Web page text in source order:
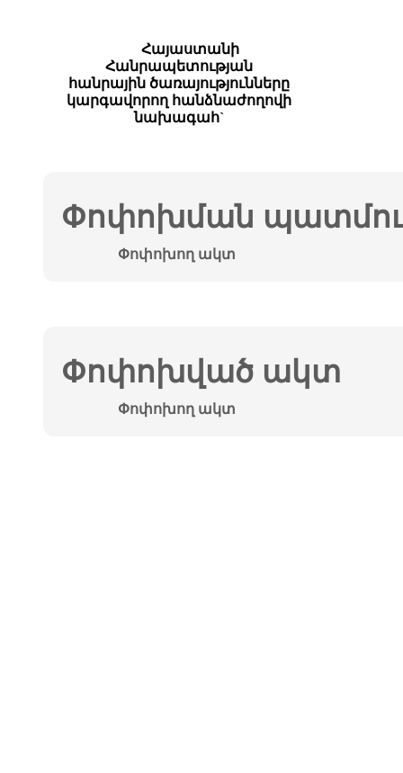
Հայաստանի
Հանրապետության
հանրային ծառայությունները
կարգավորող հանձնաժողովի
նախագահ`
Փոփոխման
Փոփոխող ակտ
Փոփոխված ակտ
Փոփոխող ակտ